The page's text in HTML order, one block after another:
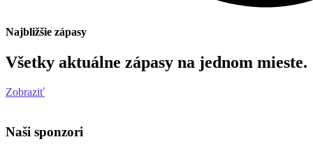
Najbližšie zápasy
Všetky aktuálne zápasy na jednom mieste.
Zobraziť
Naši sponzori